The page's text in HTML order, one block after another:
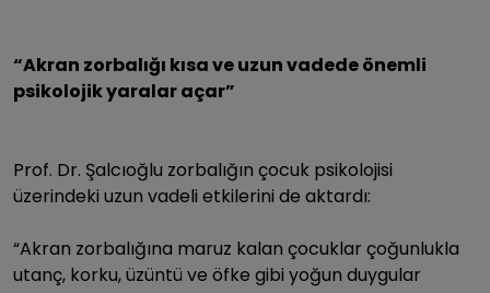
“Akran zorbalığı kısa ve uzun vadede önemli
psikolojik yaralar açar”
Prof. Dr. Şalcıoğlu zorbalığın çocuk psikolojisi
üzerindeki uzun vadeli etkilerini de aktardı:
“Akran zorbalığına maruz kalan çocuklar çoğunlukla
utanç, korku, üzüntü ve öfke gibi yoğun duygular